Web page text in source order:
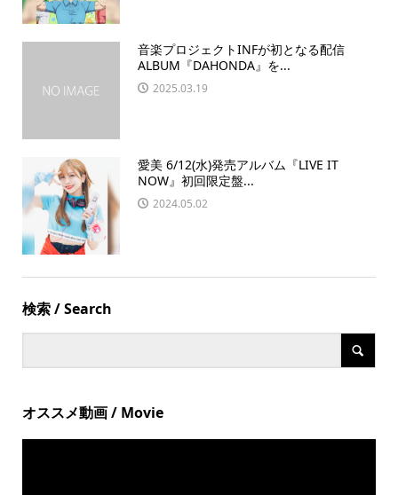
音楽プロジェクトINFが初となる配信
ALBUM『DAHONDA』を...
2025.03.19
愛美 6/12(水)発売アルバム『LIVE IT
NOW』初回限定盤...
2024.05.02
検索 / Search
オススメ動画 / Movie